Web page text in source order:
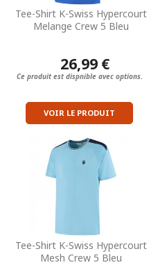
Tee-Shirt K-Swiss Hypercourt
Melange Crew 5 Bleu
26,99 €
Ce produit est dispnible avec options.
VOIR LE PRODUIT
Tee-Shirt K-Swiss Hypercourt
Mesh Crew 5 Bleu